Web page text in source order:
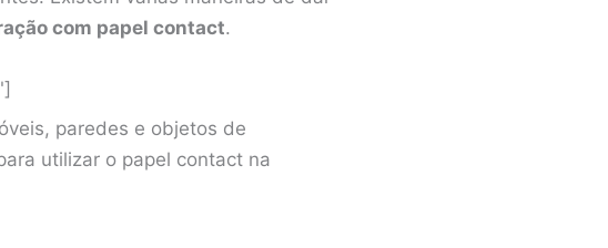
com papel contact.
paredes e objetos de
utilizar o papel contact na